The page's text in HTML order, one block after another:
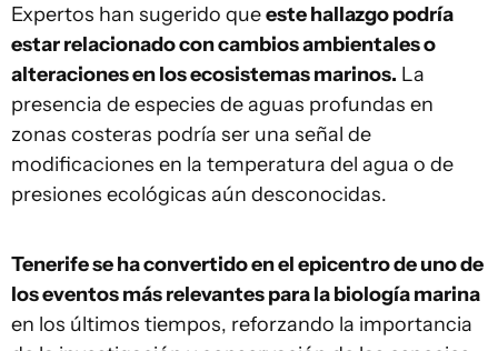
Expertos han sugerido queeste hallazgo podría
estar relacionado con cambios ambientales o
alteraciones en los ecosistemas marinos. La
presencia de especies de aguas profundas en
zonas costeras podría ser una señal de
modificaciones en la temperatura del agua o de
presiones ecológicas aún desconocidas.
Tenerife se ha convertido en el epicentro de uno de
los eventos más relevantes para la biología marina
en los últimos tiempos, reforzando la importancia